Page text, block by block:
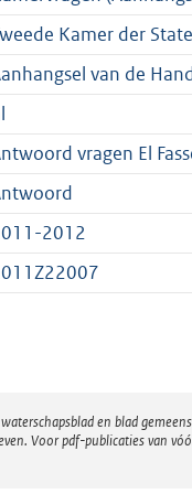
Kamer der
van de
vragen El
2012
en blad
Voor pdf-publicaties van